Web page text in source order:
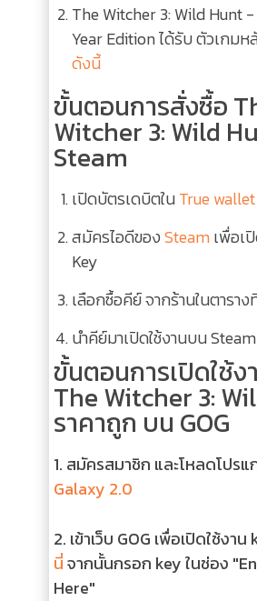
The Witcher 3: Wild Hunt-
Year Editionได้รับ ตัวเกมห
ดังนี้
ขั้นตอนการสั่งซื้อ
Witcher 3: Wild
Steam
เปิดบัตรเดบิตในTrue wallet
สมัครไอดีของSteamเพื่อเ
Key
เลือกซื้อคีย์ จากร้านในตารา
นำคีย์มาเปิดใช้งานบน
ขั้นตอนการเปิดใช้
The Witcher 3:
ราคาถูก บน GOG
1. สมัครสมาชิก และโหลดโปรแ
Galaxy 2.0
2. เข้าเว็บ GOG เพื่อเปิดใช้งาน
นี่จากนั้นกรอก key ในช่อง
Here"